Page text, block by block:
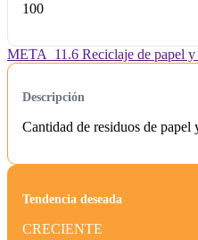
100
META_11.6 Reciclaje de papel y
Descripción
Cantidad de residuos de
Tendencia deseada
CRECIENTE